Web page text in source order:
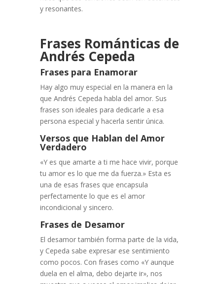
y resonantes.
Frases Románticas de
Andrés Cepeda
Frases para Enamorar
Hay algo muy especial en la manera en la
que Andrés Cepeda habla del amor. Sus
frases son ideales para dedicarle a esa
persona especial y hacerla sentir única.
Versos que Hablan del Amor
Verdadero
«Y es que amarte a ti me hace vivir, porque
tu amor es lo que me da fuerza.» Esta es
una de esas frases que encapsula
perfectamente lo que es el amor
incondicional y sincero.
Frases de Desamor
El desamor también forma parte de la vida,
y Cepeda sabe expresar ese sentimiento
como pocos. Con frases como «Y aunque
duela en el alma, debo dejarte ir», nos